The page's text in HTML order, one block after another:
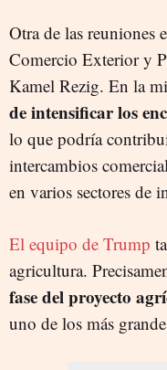
Otra de las reuniones
Comercio Exterior y
Kamel Rezig. En la
de intensificar los
lo que podría
intercambios
en varios sectores de
El equipo de Trump
agricultura.
fase del proyecto
uno de los más